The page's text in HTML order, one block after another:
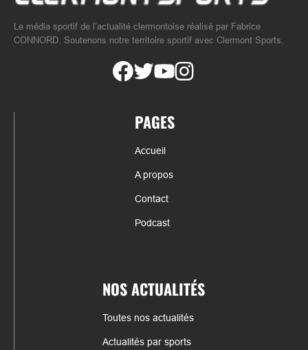
Le média sportif de l’actualité clermontoise réalisé par Fabrice
CONNORD. Soutenons notre territoire sportif avec Clermont Sports.
PAGES
Accueil
A propos
Contact
Podcast
NOS ACTUALITÉS
Toutes nos actualités
Actualités par sports